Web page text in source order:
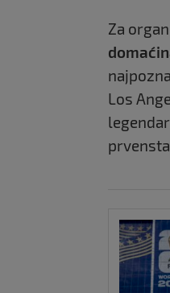
Za
Los